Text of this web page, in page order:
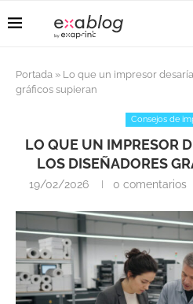
Portada » Lo que un impresor
gráficos supieran
Consejos de
LO QUE UN IMPRESOR
LOS DISEÑADORES
19/02/2026 0 comentarios